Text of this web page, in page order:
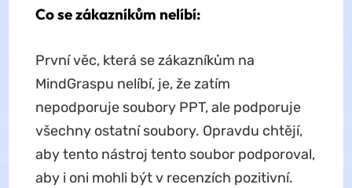
Co se zákazníkům nelíbí:
První věc, která se zákazníkům na
MindGraspu nelíbí, je, že zatím
nepodporuje soubory PPT, ale podporuje
všechny ostatní soubory. Opravdu chtějí,
aby tento nástroj tento soubor podporoval,
aby i oni mohli být v recenzích pozitivní.